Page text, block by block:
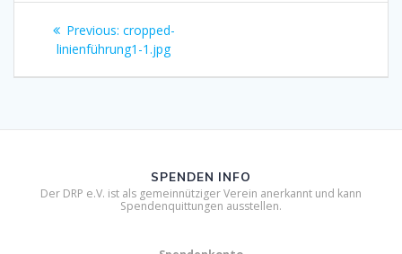
Beitragsnavigation
Previous: Previous
post:
cropped-
linienführung1-1.jpg
SPENDEN INFO
Der DRP e.V. ist als gemeinnütziger Verein anerkannt und kann
Spendenquittungen ausstellen.